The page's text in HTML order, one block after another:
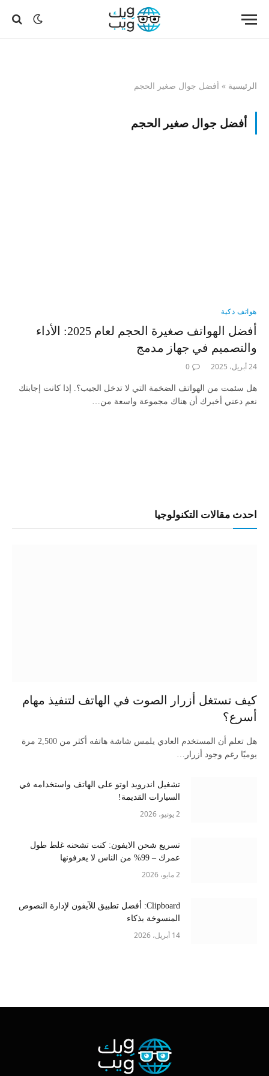
الرئيسية » أفضل جوال صغير الحجم
أفضل جوال صغير الحجم
هواتف ذكية
أفضل الهواتف صغيرة الحجم لعام 2025: الأداء
والتصميم في جهاز مدمج
24 أبريل، 2025 0
هل سئمت من الهواتف الضخمة التي لا تدخل الجيب؟. إذا كانت إجابتك
نعم دعني أخبرك أن هناك مجموعة واسعة من…
احدث مقالات التكنولوجيا
كيف تستغل أزرار الصوت في الهاتف لتنفيذ مهام
أسرع؟
هل تعلم أن المستخدم العادي يلمس شاشة هاتفه أكثر من 2,500 مرة
يوميًا رغم وجود أزرار…
تشغيل اندرويد اوتو على الهاتف واستخدامه في
السيارات القديمة!
2 يونيو، 2026
تسريع شحن الايفون: كنت تشحنه غلط طول
عمرك – 99% من الناس لا يعرفونها
2 مايو، 2026
Clipboard: أفضل تطبيق للآيفون لإدارة النصوص
المنسوخة بذكاء
14 أبريل، 2026